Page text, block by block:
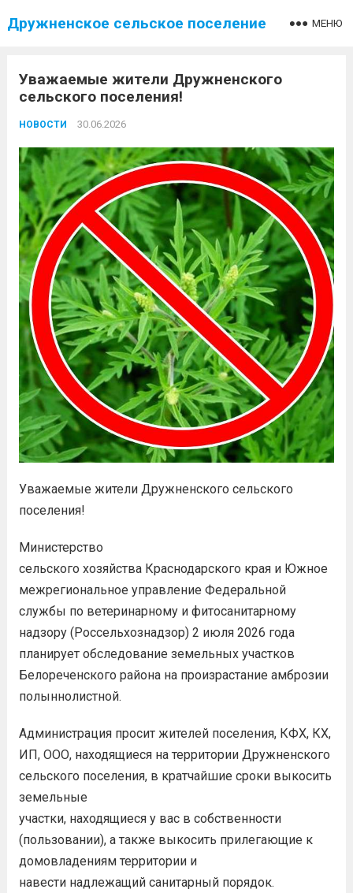
Дружненское сельское поселение МЕНЮ
Уважаемые жители Дружненского
сельского поселения!
НОВОСТИ 30.06.2026
Уважаемые жители Дружненского сельского
поселения!
Министерство
сельского хозяйства Краснодарского края и Южное
межрегиональное управление Федеральной
службы по ветеринарному и фитосанитарному
надзору (Россельхознадзор) 2 июля 2026 года
планирует обследование земельных участков
Белореченского района на произрастание амброзии
полыннолистной.
Администрация просит жителей поселения, КФХ, КХ,
ИП, ООО, находящиеся на территории Дружненского
сельского поселения, в кратчайшие сроки выкосить
земельные
участки, находящиеся у вас в собственности
(пользовании), а также выкосить прилегающие к
домовладениям территории и
навести надлежащий санитарный порядок.